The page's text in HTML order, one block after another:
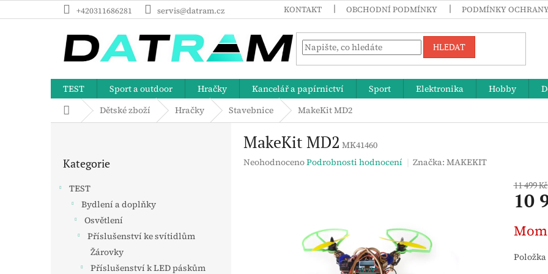
na
+420311686281 servis@datram.cz KONTAKT OBCHODNÍ PODMÍNKY PODMÍNKY
HLEDAT
TEST Sport a outdoor Hračky Kancelář a papírnictví Sport Elektronika Hobby
Domů Dětské zboží Hračky Stavebnice MakeKit MD2
kategorie
Kategorie
TEST
Bydlení a doplňky
Osvětlení
Příslušenství ke svítidlům
Žárovky
Příslušenství k LED páskům
MakeKit MD2 MK41460
Průměrné
NeohodnocenoPodrobnosti hodnocení Značka:MAKEKIT
11 499 Kč
10
cena: